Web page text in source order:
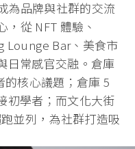
為品牌與社群的交流
從 NFT 體驗、
Lounge Bar、美食市
日常感官交融。倉庫
核心議題；倉庫 5
初學者；而文化大街
並列，為社群打造吸